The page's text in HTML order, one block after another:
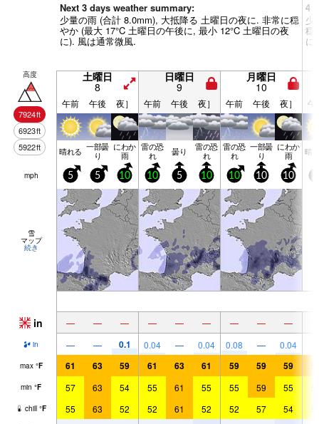
Next 3 days weather summary:
少量の雨 (合計 8.0mm), 大抵降る 土曜日の夜に. 非常に穏
やか (最大 17°C 土曜日の午後に, 最小 12°C 土曜日の夜
に). 風は通常微風.
4 -
少
穏
に
高度
7924ft
6923ft
5922ft
土曜日
8
日曜日
9
月曜日
10
午前 午後 夜］ 午前 午後 夜］ 午前 午後 夜］ 午
晴れる 一部曇
り
にわか
雨
雷の恐
れ 曇り 雷の恐
れ
雷の恐
れ
一部曇
り
にわか
雨 晴
mph 5 5 10 10 5 10 10 10 10
雪
マップ
続き
in — — — — — — — — —
in — — 0.1 0.04 — 0.04 0.08 — 0.04
max °F 61 63 59 61 63 61 59 59 59
min °F 57 63 54 55 61 55 55 59 55
chill °F 55 63 52 52 61 52 52 57 54